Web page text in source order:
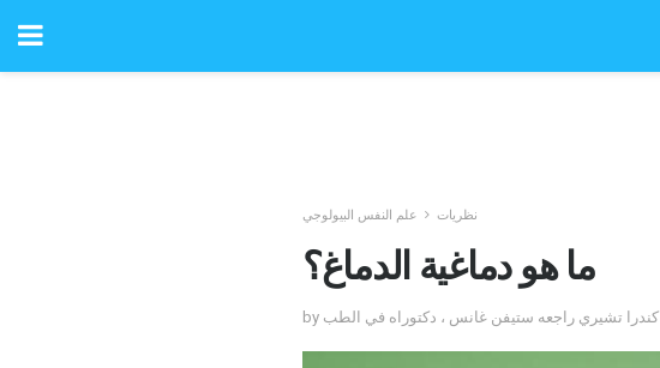
نظريات علم النفس البيولوجي
ما هو دماغية الدماغ؟
by كندرا تشيري راجعه ستيفن غانس ، دكتوراه في الطب